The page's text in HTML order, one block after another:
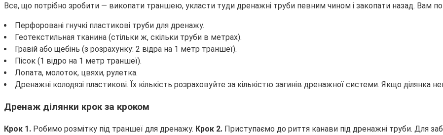
Все, що потрібно зробити — викопати траншею, укласти туди дренажні труби певним чином і закопати назад. Вам
Перфоровані гнучкі пластикові труби для дренажу.
Геотекстильная тканина (стільки ж, скільки труби в метрах).
Гравій або щебінь (з розрахунку: 2 відра на 1 метр траншеї).
Пісок (1 відро на 1 метр траншеї).
Лопата, молоток, цвяхи, рулетка.
Дренажні колодязі пластикові. Їх кількість розраховуйте за кількістю загинів дренажної системи. Якщо ділянка
Дренаж ділянки крок за кроком
Крок 1. Робимо розмітку під траншеї для дренажу. Крок 2. Приступаємо до риття канави під дренажні труби. Для